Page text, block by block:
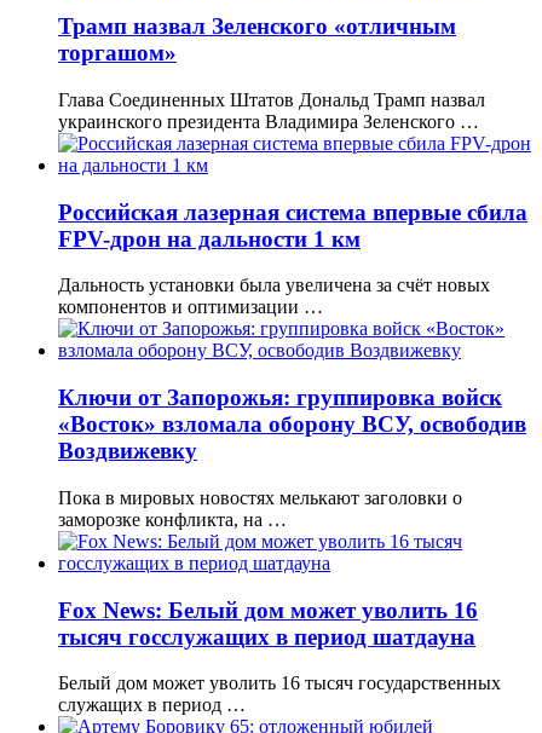
Трамп назвал Зеленского «отличным
торгашом»
Глава Соединенных Штатов Дональд Трамп назвал
украинского президента Владимира Зеленского …
Российская лазерная система впервые сбила
FPV-дрон на дальности 1 км
Дальность установки была увеличена за счёт новых
компонентов и оптимизации …
Ключи от Запорожья: группировка войск
«Восток» взломала оборону ВСУ, освободив
Воздвижевку
Пока в мировых новостях мелькают заголовки о
заморозке конфликта, на …
Fox News: Белый дом может уволить 16
тысяч госслужащих в период шатдауна
Белый дом может уволить 16 тысяч государственных
служащих в период …